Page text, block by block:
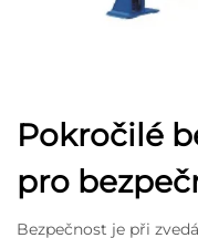
Pokročilé
pro
Bezpečnost je při